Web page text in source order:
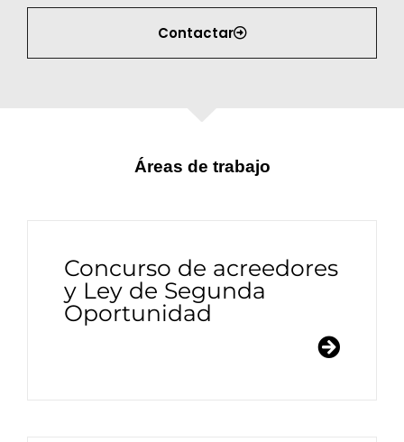
Contactar
Áreas de trabajo
Concurso de acreedores
y Ley de Segunda
Oportunidad